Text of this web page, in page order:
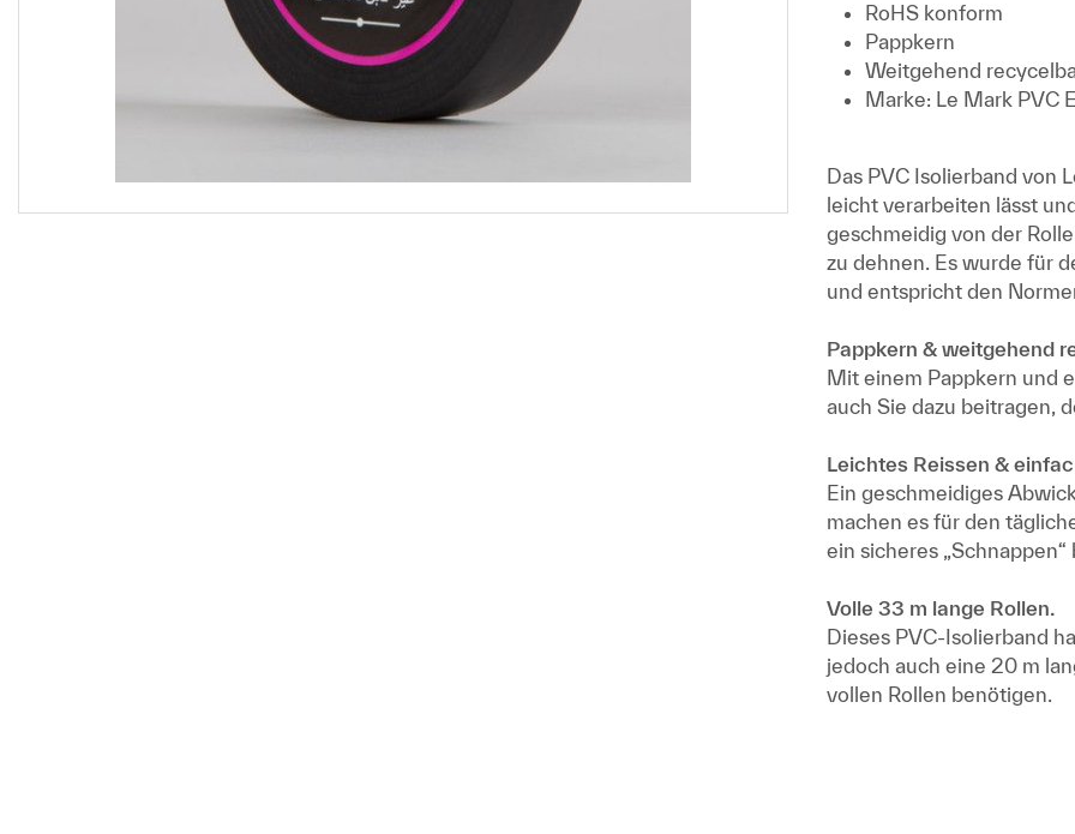
RoHS konform
Pappkern
Weitgehend
Marke: Le Mark PVC
Das PVC Isolierband von
leicht verarbeiten lässt
geschmeidig von der
zu dehnen. Es wurde für
und entspricht den
Pappkern & weitgehend
Mit einem Pappkern und
auch Sie dazu beitragen,
Leichtes Reissen &
Ein geschmeidiges
machen es für den
ein sicheres
Volle 33 m lange Rollen.
Dieses PVC-Isolierband
jedoch auch eine 20 m
vollen Rollen benötigen.